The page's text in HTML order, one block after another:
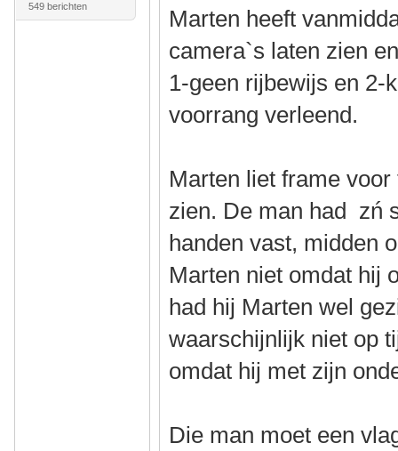
549 berichten
Marten heeft
camera`s laten zien
1-geen rijbewijs en 2-
voorrang verleend.
Marten liet frame
zien. De man had zń
handen vast, midden
Marten niet omdat hij
had hij Marten wel
waarschijnlijk niet op
omdat hij met zijn
Die man moet een